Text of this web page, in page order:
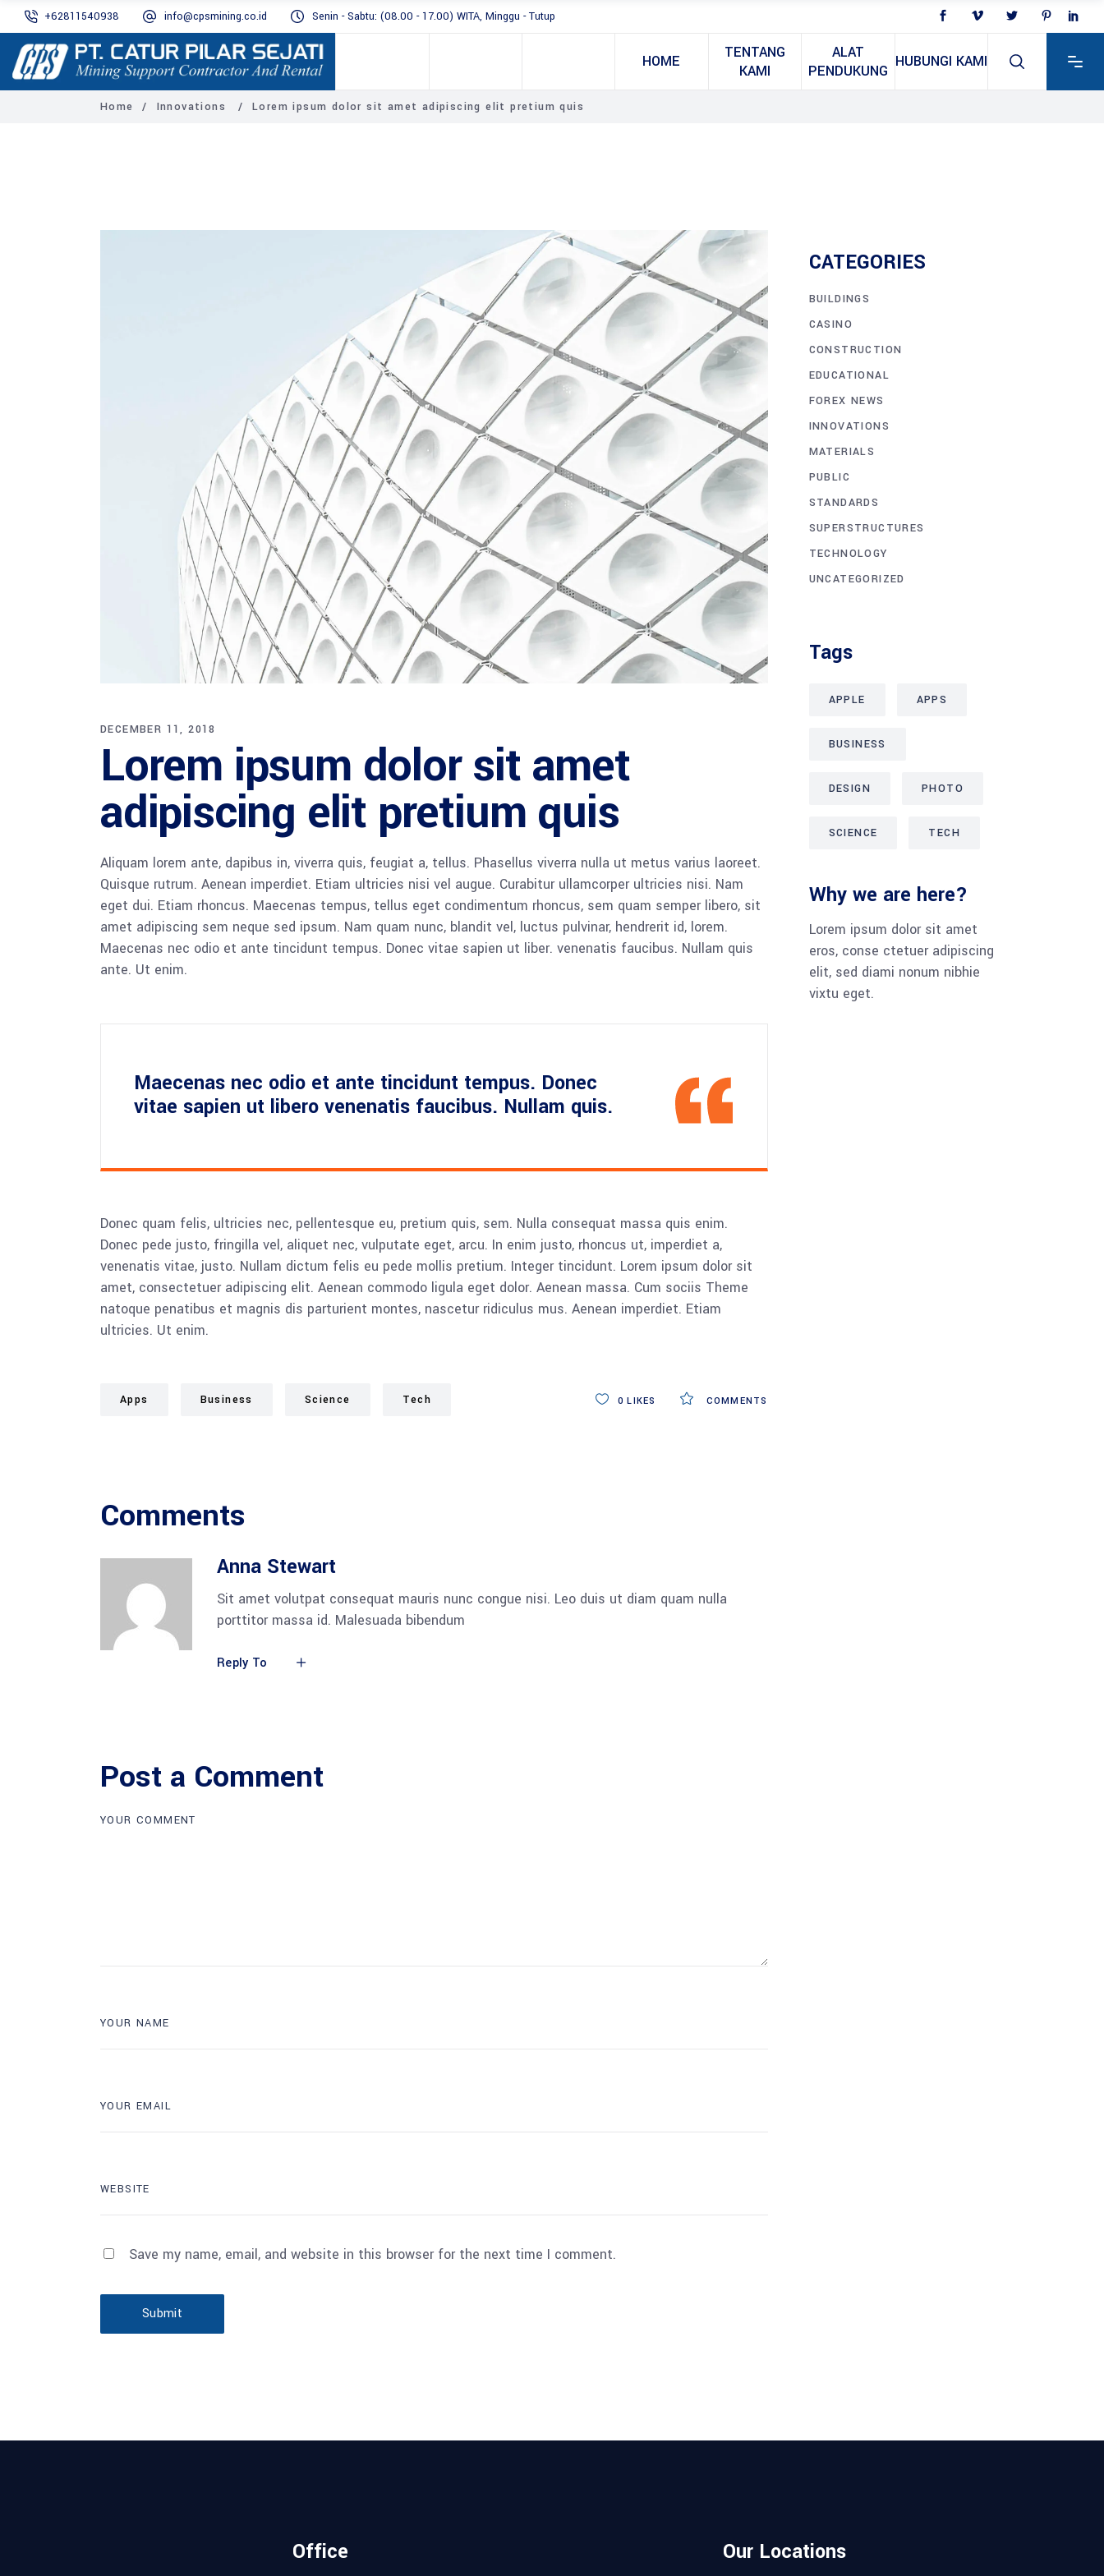
+62811540938 info@cpsmining.co.id Senin - Sabtu: (08.00 - 17.00) WITA, Minggu - Tutup
HOME
TENTANG
KAMI
ALAT
PENDUKUNG
HUBUNGI KAMI
Home / Innovations /Lorem ipsum dolor sit amet adipiscing elit pretium quis
DECEMBER 11, 2018
Lorem ipsum dolor sit amet
adipiscing elit pretium quis
Aliquam lorem ante, dapibus in, viverra quis, feugiat a, tellus. Phasellus viverra nulla ut metus varius laoreet.
Quisque rutrum. Aenean imperdiet. Etiam ultricies nisi vel augue. Curabitur ullamcorper ultricies nisi. Nam
eget dui. Etiam rhoncus. Maecenas tempus, tellus eget condimentum rhoncus, sem quam semper libero, sit
amet adipiscing sem neque sed ipsum. Nam quam nunc, blandit vel, luctus pulvinar, hendrerit id, lorem.
Maecenas nec odio et ante tincidunt tempus. Donec vitae sapien ut liber. venenatis faucibus. Nullam quis
ante. Ut enim.
Maecenas nec odio et ante tincidunt tempus. Donec
vitae sapien ut libero venenatis faucibus. Nullam quis.
Donec quam felis, ultricies nec, pellentesque eu, pretium quis, sem. Nulla consequat massa quis enim.
Donec pede justo, fringilla vel, aliquet nec, vulputate eget, arcu. In enim justo, rhoncus ut, imperdiet a,
venenatis vitae, justo. Nullam dictum felis eu pede mollis pretium. Integer tincidunt. Lorem ipsum dolor sit
amet, consectetuer adipiscing elit. Aenean commodo ligula eget dolor. Aenean massa. Cum sociis Theme
natoque penatibus et magnis dis parturient montes, nascetur ridiculus mus. Aenean imperdiet. Etiam
ultricies. Ut enim.
Apps Business Science Tech COMMENTS
0 LIKES
Comments
Anna Stewart
Sit amet volutpat consequat mauris nunc congue nisi. Leo duis ut diam quam nulla
porttitor massa id. Malesuada bibendum
Reply To
Post a Comment
Save my name, email, and website in this browser for the next time I comment.
Submit
CATEGORIES
BUILDINGS
CASINO
CONSTRUCTION
EDUCATIONAL
FOREX NEWS
INNOVATIONS
MATERIALS
PUBLIC
STANDARDS
SUPERSTRUCTURES
TECHNOLOGY
UNCATEGORIZED
Tags
APPLE APPS
BUSINESS
DESIGN PHOTO
SCIENCE TECH
Why we are here?
Lorem ipsum dolor sit amet
eros, conse ctetuer adipiscing
elit, sed diami nonum nibhie
vixtu eget.
Office Our Locations